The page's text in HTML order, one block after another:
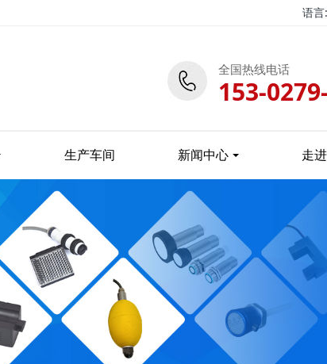
语言:
全国热线电话
153-
生产车间 新闻中心 走